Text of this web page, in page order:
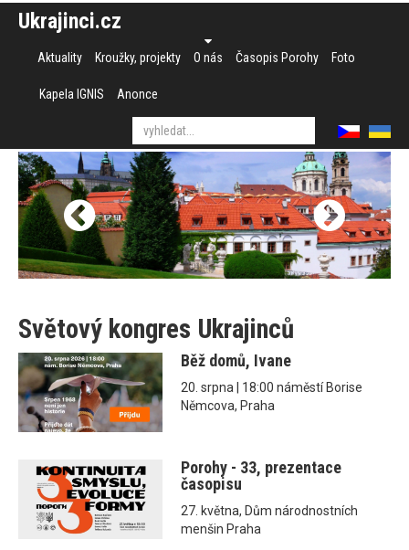
Ukrajinci.cz
Aktuality Kroužky, projekty O nás Časopis Porohy Foto
Kapela IGNIS Anonce
Světový kongres Ukrajinců
Běž domů, Ivane
20. srpna | 18:00 náměstí Borise
Němcova, Praha
Porohy - 33, prezentace
časopisu
27. května, Dům národnostních
menšin Praha